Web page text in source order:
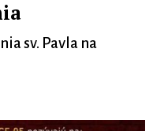
sv. Pavla na